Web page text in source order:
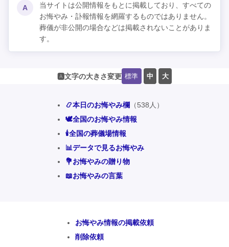
A
当サイトは公開情報をもとに掲載しており、すべての
お悔やみ・訃報情報を網羅するものではありません。
葬儀が非公開の場合などは掲載されないことがありま
す。
🅰️文字の大きさ変更 標準 中 大
📿本日のお悔やみ欄 （538人）
🕊️全国のお悔やみ情報
🕯️全国の葬儀場情報
📊データで見るお悔やみ
💐お悔やみの贈り物
📖お悔やみの言葉
お悔やみ情報の掲載依頼
削除依頼